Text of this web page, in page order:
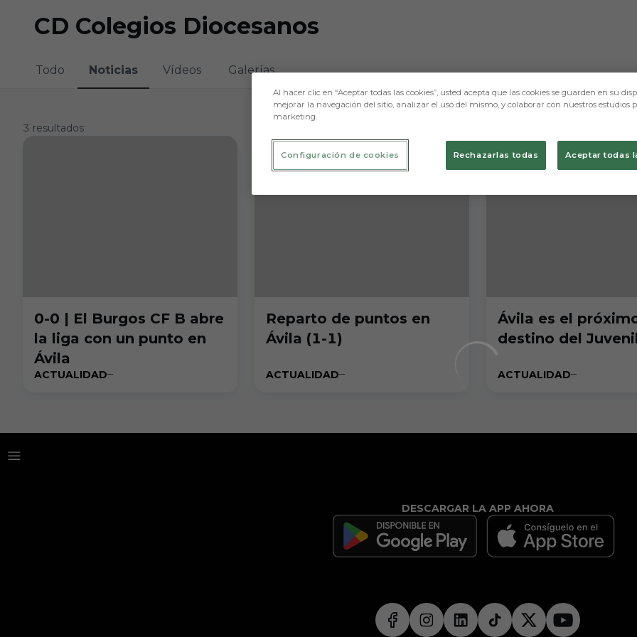
CD Colegios Diocesanos
Todo Noticias Vídeos Galerías
3 resultados
0-0 | El Burgos CF B abre
la liga con un punto en
Ávila
ACTUALIDAD
Reparto de puntos en
Ávila (1-1)
ACTUALIDAD
Ávila es el
destino del
ACTUALIDAD
DESCARGAR LA APP AHORA
Al hacer clic en “Aceptar todas las cookies”, usted acepta que las cookies se guarden en su
mejorar la navegación del sitio, analizar el uso del mismo, y colaborar con nuestros estudios
marketing.
Rechazarlas todas Aceptar todas
Configuración de cookies